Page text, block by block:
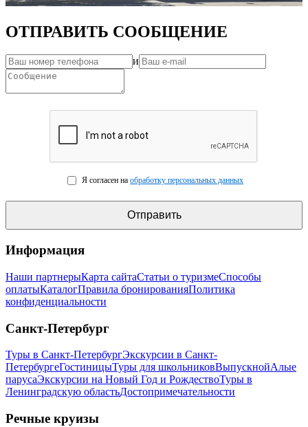
ОТПРАВИТЬ СООБЩЕНИЕ
и
Я согласен на обработку персональных данных
Информация
Наши партнерыКарта сайтаСтатьи о туризмеСпособы
оплатыКаталогПравила бронированияПолитика
конфиденциальности
Санкт-Петербург
Туры в Санкт-ПетербургЭкскурсии в Санкт-
ПетербургеГостиницыТуры для школьниковВыпускнойАлые
парусаЭкскурсии на Новый Год и РождествоТуры в
Ленинградскую областьДостопримечательности
Речные круизы